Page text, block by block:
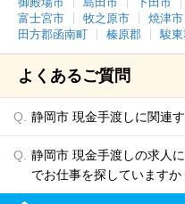
富士宮市
牧之原市 焼津市
田方郡函南町
榛原郡 駿
よくあるご質問
静岡市 現金手渡しに関連
静岡市 現金手渡しの求人
でお仕事を探していますか